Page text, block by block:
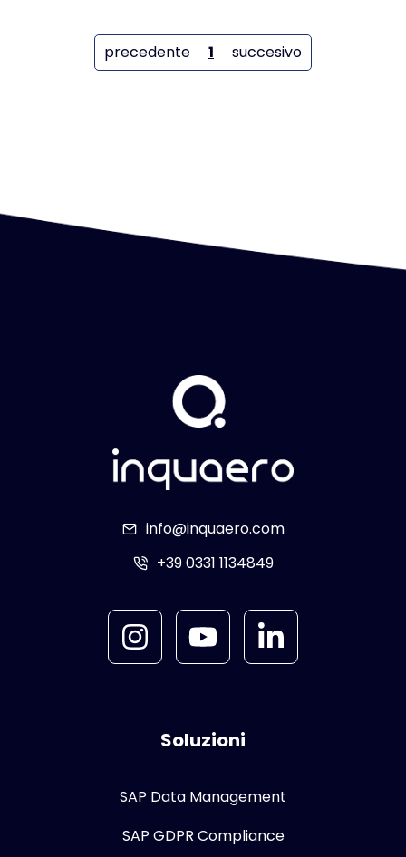
precedente 1 succesivo
info@inquaero.com
+39 0331 1134849
Soluzioni
SAP Data Management
SAP GDPR Compliance